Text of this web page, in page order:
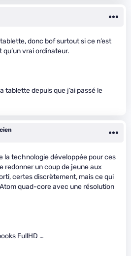
donc bof surtout si ce n’est
vrai ordinateur.
tablette depuis que j’ai passé le
la technologie développée pour ces
redonner un coup de jeune aux
certes discrètement, mais ce qui
Atom quad-core avec une résolution
FullHD …